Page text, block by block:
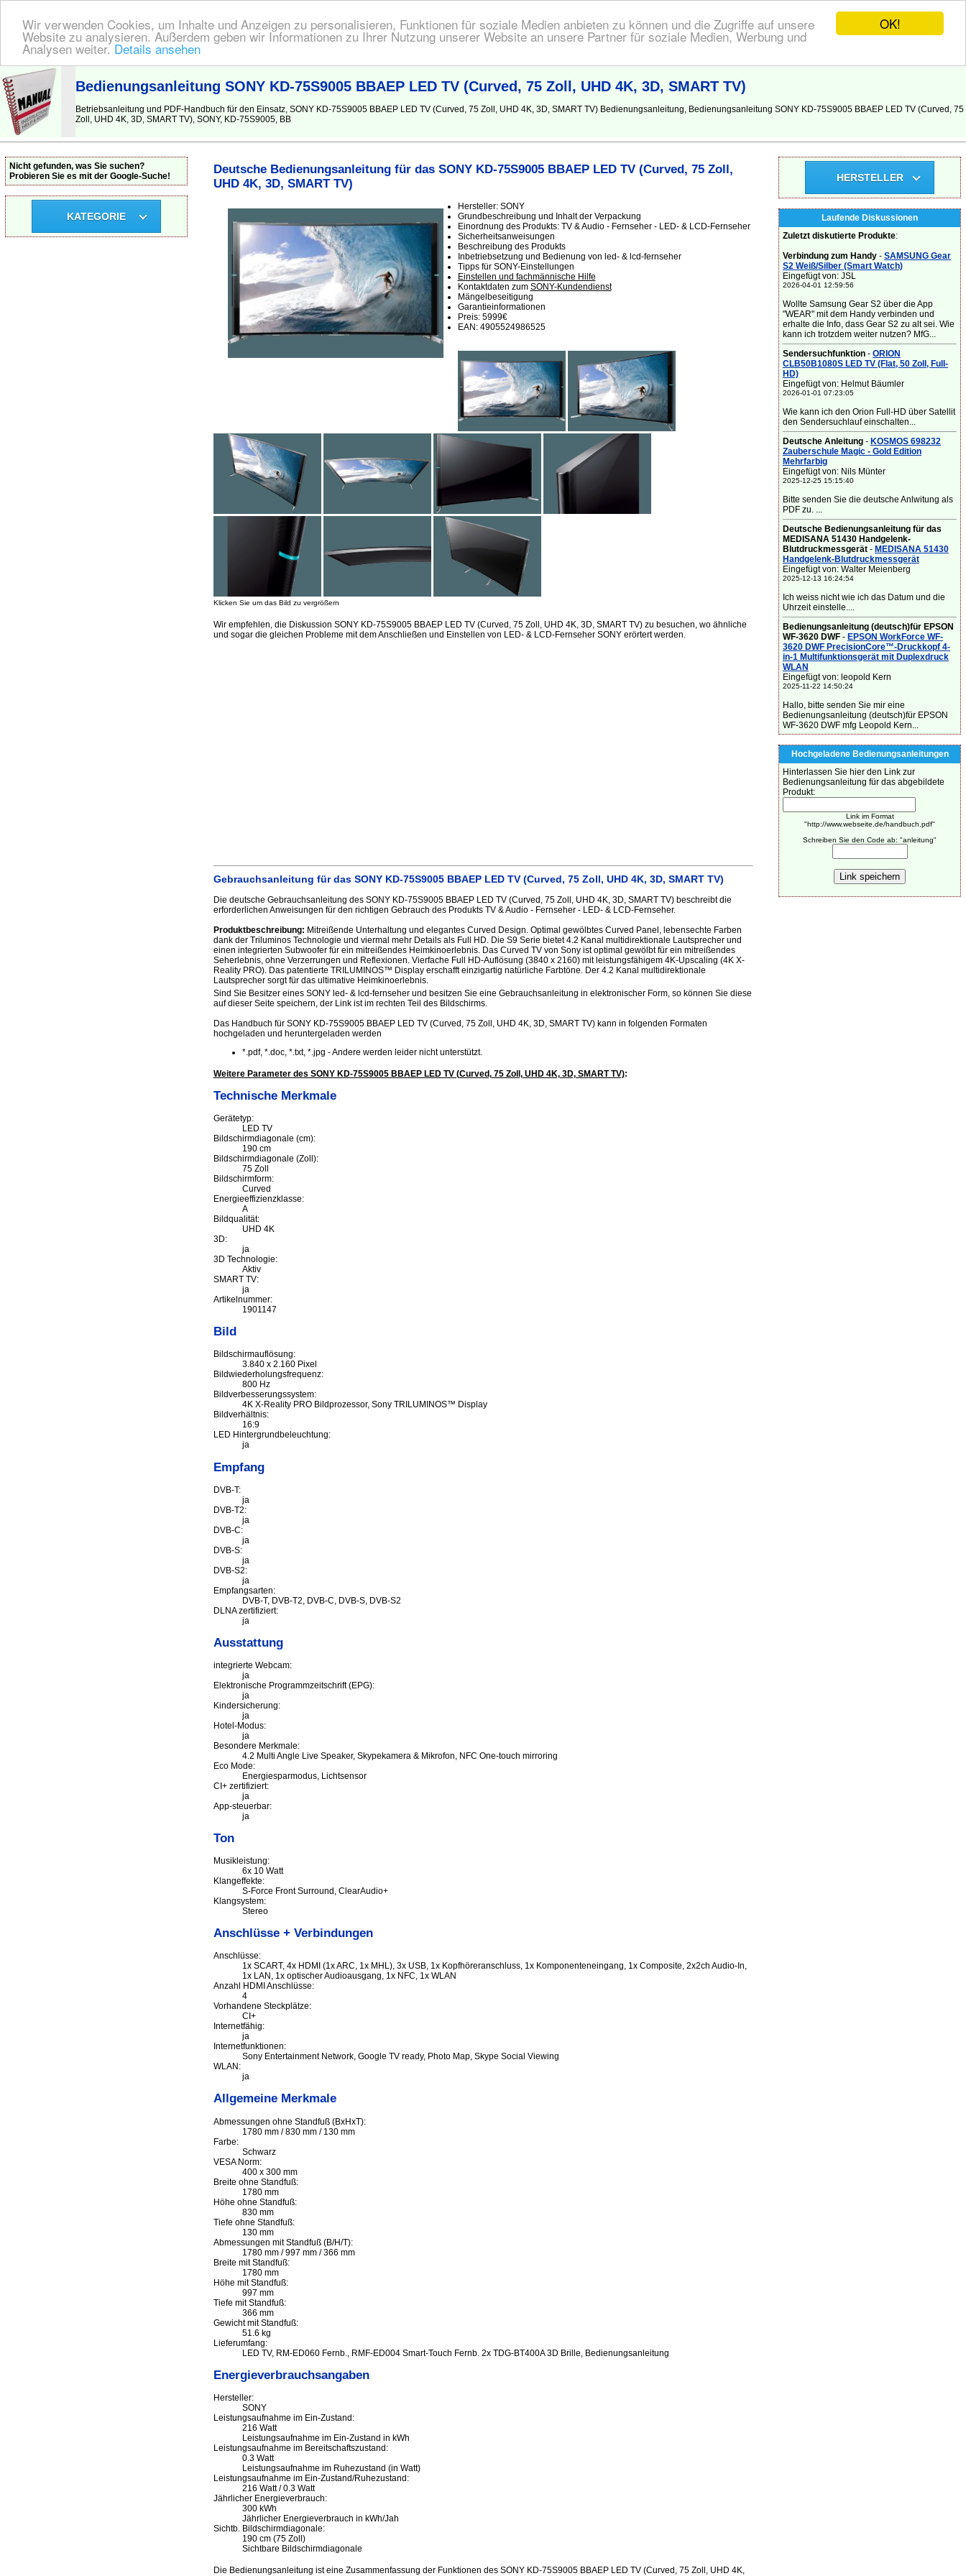
OK!
Wir verwenden Cookies, um Inhalte und Anzeigen zu personalisieren, Funktionen für soziale Medien anbieten zu können und die Zugriffe auf unsere
Website zu analysieren. Außerdem geben wir Informationen zu Ihrer Nutzung unserer Website an unsere Partner für soziale Medien, Werbung und
Analysen weiter. Details ansehen
BEDIENUNGSANLEITUNG | Hier finden Sie die deutsche Anleitung!
Bedienungsanleitung SONY KD-75S9005 BBAEP LED TV (Curved, 75 Zoll, UHD 4K, 3D, SMART TV)
Betriebsanleitung und PDF-Handbuch für den Einsatz, SONY KD-75S9005 BBAEP LED TV (Curved, 75 Zoll, UHD 4K, 3D, SMART TV) Bedienungsanleitung, Bedienungsanleitung SONY KD-75S9005 BBAEP LED TV (Curved, 75
Zoll, UHD 4K, 3D, SMART TV), SONY, KD-75S9005, BB
Deutsche Bedienungsanleitung für das SONY KD-75S9005 BBAEP LED TV (Curved, 75 Zoll,
UHD 4K, 3D, SMART TV)
Hersteller: SONY
Grundbeschreibung und Inhalt der Verpackung
Einordnung des Produkts: TV & Audio - Fernseher - LED- & LCD-Fernseher
Sicherheitsanweisungen
Beschreibung des Produkts
Inbetriebsetzung und Bedienung von led- & lcd-fernseher
Tipps für SONY-Einstellungen
Einstellen und fachmännische Hilfe
Kontaktdaten zum SONY-Kundendienst
Mängelbeseitigung
Garantieinformationen
Preis: 5999€
EAN: 4905524986525
Klicken Sie um das Bild zu vergrößern
Wir empfehlen, die Diskussion SONY KD-75S9005 BBAEP LED TV (Curved, 75 Zoll, UHD 4K, 3D, SMART TV) zu besuchen, wo ähnliche
und sogar die gleichen Probleme mit dem Anschließen und Einstellen von LED- & LCD-Fernseher SONY erörtert werden.
Gebrauchsanleitung für das SONY KD-75S9005 BBAEP LED TV (Curved, 75 Zoll, UHD 4K, 3D, SMART TV)
Die deutsche Gebrauchsanleitung des SONY KD-75S9005 BBAEP LED TV (Curved, 75 Zoll, UHD 4K, 3D, SMART TV) beschreibt die
erforderlichen Anweisungen für den richtigen Gebrauch des Produkts TV & Audio - Fernseher - LED- & LCD-Fernseher.
Produktbeschreibung: Mitreißende Unterhaltung und elegantes Curved Design. Optimal gewölbtes Curved Panel, lebensechte Farben
dank der Triluminos Technologie und viermal mehr Details als Full HD. Die S9 Serie bietet 4.2 Kanal multidirektionale Lautsprecher und
einen integrierten Subwoofer für ein mitreißendes Heimkinoerlebnis. Das Curved TV von Sony ist optimal gewölbt für ein mitreißendes
Seherlebnis, ohne Verzerrungen und Reflexionen. Vierfache Full HD-Auflösung (3840 x 2160) mit leistungsfähigem 4K-Upscaling (4K X-
Reality PRO). Das patentierte TRILUMINOS™ Display erschafft einzigartig natürliche Farbtöne. Der 4.2 Kanal multidirektionale
Lautsprecher sorgt für das ultimative Heimkinoerlebnis.
Sind Sie Besitzer eines SONY led- & lcd-fernseher und besitzen Sie eine Gebrauchsanleitung in elektronischer Form, so können Sie diese
auf dieser Seite speichern, der Link ist im rechten Teil des Bildschirms.
Das Handbuch für SONY KD-75S9005 BBAEP LED TV (Curved, 75 Zoll, UHD 4K, 3D, SMART TV) kann in folgenden Formaten
hochgeladen und heruntergeladen werden
*.pdf, *.doc, *.txt, *.jpg - Andere werden leider nicht unterstützt.
Weitere Parameter des SONY KD-75S9005 BBAEP LED TV (Curved, 75 Zoll, UHD 4K, 3D, SMART TV):
Technische Merkmale
Gerätetyp:
LED TV
Bildschirmdiagonale (cm):
190 cm
Bildschirmdiagonale (Zoll):
75 Zoll
Bildschirmform:
Curved
Energieeffizienzklasse:
A
Bildqualität:
UHD 4K
3D:
ja
3D Technologie:
Aktiv
SMART TV:
ja
Artikelnummer:
1901147
Bild
Bildschirmauflösung:
3.840 x 2.160 Pixel
Bildwiederholungsfrequenz:
800 Hz
Bildverbesserungssystem:
4K X-Reality PRO Bildprozessor, Sony TRILUMINOS™ Display
Bildverhältnis:
16:9
LED Hintergrundbeleuchtung:
ja
Empfang
DVB-T:
ja
DVB-T2:
ja
DVB-C:
ja
DVB-S:
ja
DVB-S2:
ja
Empfangsarten:
DVB-T, DVB-T2, DVB-C, DVB-S, DVB-S2
DLNA zertifiziert:
ja
Ausstattung
integrierte Webcam:
ja
Elektronische Programmzeitschrift (EPG):
ja
Kindersicherung:
ja
Hotel-Modus:
ja
Besondere Merkmale:
4.2 Multi Angle Live Speaker, Skypekamera & Mikrofon, NFC One-touch mirroring
Eco Mode:
Energiesparmodus, Lichtsensor
CI+ zertifiziert:
ja
App-steuerbar:
ja
Ton
Musikleistung:
6x 10 Watt
Klangeffekte:
S-Force Front Surround, ClearAudio+
Klangsystem:
Stereo
Anschlüsse + Verbindungen
Anschlüsse:
1x SCART, 4x HDMI (1x ARC, 1x MHL), 3x USB, 1x Kopfhöreranschluss, 1x Komponenteneingang, 1x Composite, 2x2ch Audio-In,
1x LAN, 1x optischer Audioausgang, 1x NFC, 1x WLAN
Anzahl HDMI Anschlüsse:
4
Vorhandene Steckplätze:
CI+
Internetfähig:
ja
Internetfunktionen:
Sony Entertainment Network, Google TV ready, Photo Map, Skype Social Viewing
WLAN:
ja
Allgemeine Merkmale
Abmessungen ohne Standfuß (BxHxT):
1780 mm / 830 mm / 130 mm
Farbe:
Schwarz
VESA Norm:
400 x 300 mm
Breite ohne Standfuß:
1780 mm
Höhe ohne Standfuß:
830 mm
Tiefe ohne Standfuß:
130 mm
Abmessungen mit Standfuß (B/H/T):
1780 mm / 997 mm / 366 mm
Breite mit Standfuß:
1780 mm
Höhe mit Standfuß:
997 mm
Tiefe mit Standfuß:
366 mm
Gewicht mit Standfuß:
51.6 kg
Lieferumfang:
LED TV, RM-ED060 Fernb., RMF-ED004 Smart-Touch Fernb. 2x TDG-BT400A 3D Brille, Bedienungsanleitung
Energieverbrauchsangaben
Hersteller:
SONY
Leistungsaufnahme im Ein-Zustand:
216 Watt
Leistungsaufnahme im Ein-Zustand in kWh
Leistungsaufnahme im Bereitschaftszustand:
0.3 Watt
Leistungsaufnahme im Ruhezustand (in Watt)
Leistungsaufnahme im Ein-Zustand/Ruhezustand:
216 Watt / 0.3 Watt
Jährlicher Energieverbrauch:
300 kWh
Jährlicher Energieverbrauch in kWh/Jah
Sichtb. Bildschirmdiagonale:
190 cm (75 Zoll)
Sichtbare Bildschirmdiagonale
Die Bedienungsanleitung ist eine Zusammenfassung der Funktionen des SONY KD-75S9005 BBAEP LED TV (Curved, 75 Zoll, UHD 4K,
Nicht gefunden, was Sie suchen?
Probieren Sie es mit der Google-Suche!
KATEGORIE
HERSTELLER
Laufende Diskussionen
Zuletzt diskutierte Produkte:
Verbindung zum Handy - SAMSUNG Gear
S2 Weiß/Silber (Smart Watch)
Eingefügt von: JSL
2026-04-01 12:59:56
Wollte Samsung Gear S2 über die App
"WEAR" mit dem Handy verbinden und
erhalte die Info, dass Gear S2 zu alt sei. Wie
kann ich trotzdem weiter nutzen? MfG...
Sendersuchfunktion - ORION
CLB50B1080S LED TV (Flat, 50 Zoll, Full-
HD)
Eingefügt von: Helmut Bäumler
2026-01-01 07:23:05
Wie kann ich den Orion Full-HD über Satellit
den Sendersuchlauf einschalten...
Deutsche Anleitung - KOSMOS 698232
Zauberschule Magic - Gold Edition
Mehrfarbig
Eingefügt von: Nils Münter
2025-12-25 15:15:40
Bitte senden Sie die deutsche Anlwitung als
PDF zu. ...
Deutsche Bedienungsanleitung für das
MEDISANA 51430 Handgelenk-
Blutdruckmessgerät - MEDISANA 51430
Handgelenk-Blutdruckmessgerät
Eingefügt von: Walter Meienberg
2025-12-13 16:24:54
Ich weiss nicht wie ich das Datum und die
Uhrzeit einstelle....
Bedienungsanleitung (deutsch)für EPSON
WF-3620 DWF - EPSON WorkForce WF-
3620 DWF PrecisionCore™-Druckkopf 4-
in-1 Multifunktionsgerät mit Duplexdruck
WLAN
Eingefügt von: leopold Kern
2025-11-22 14:50:24
Hallo, bitte senden Sie mir eine
Bedienungsanleitung (deutsch)für EPSON
WF-3620 DWF mfg Leopold Kern...
Hochgeladene Bedienungsanleitungen
Hinterlassen Sie hier den Link zur
Bedienungsanleitung für das abgebildete
Produkt:
Link im Format
"http://www.webseite.de/handbuch.pdf"
Schreiben Sie den Code ab: "anleitung"